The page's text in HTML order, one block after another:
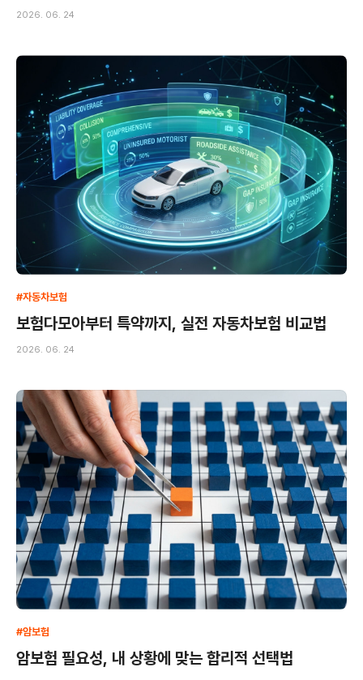
2026. 06. 24
#자동차보험
보험다모아부터 특약까지, 실전 자동차보험 비교법
2026. 06. 24
#암보험
암보험 필요성, 내 상황에 맞는 합리적 선택법